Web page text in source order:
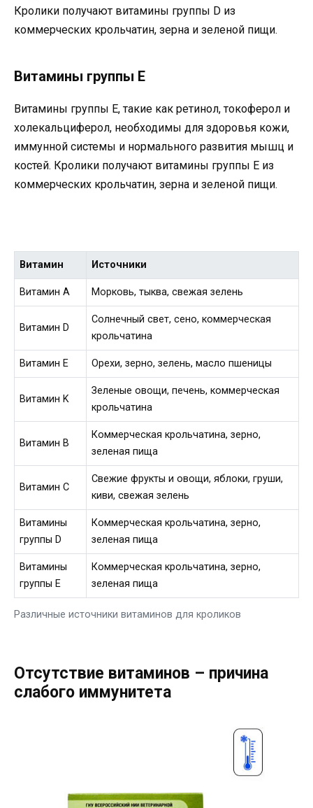
Кролики получают витамины группы D из
коммерческих крольчатин, зерна и зеленой пищи.
Витамины группы E
Витамины группы E, такие как ретинол, токоферол и
холекальциферол, необходимы для здоровья кожи,
иммунной системы и нормального развития мышц и
костей. Кролики получают витамины группы E из
коммерческих крольчатин, зерна и зеленой пищи.
Различные источники витаминов для кроликов
Витамин Источники
Витамин A Морковь, тыква, свежая зелень
Витамин D
Солнечный свет, сено, коммерческая
крольчатина
Витамин E Орехи, зерно, зелень, масло пшеницы
Витамин K
Зеленые овощи, печень, коммерческая
крольчатина
Витамин B
Коммерческая крольчатина, зерно,
зеленая пища
Витамин C
Свежие фрукты и овощи, яблоки, груши,
киви, свежая зелень
Витамины
группы D
Коммерческая крольчатина, зерно,
зеленая пища
Витамины
группы E
Коммерческая крольчатина, зерно,
зеленая пища
Отсутствие витаминов – причина
слабого иммунитета